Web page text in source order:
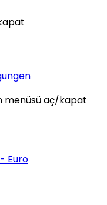
- Euro